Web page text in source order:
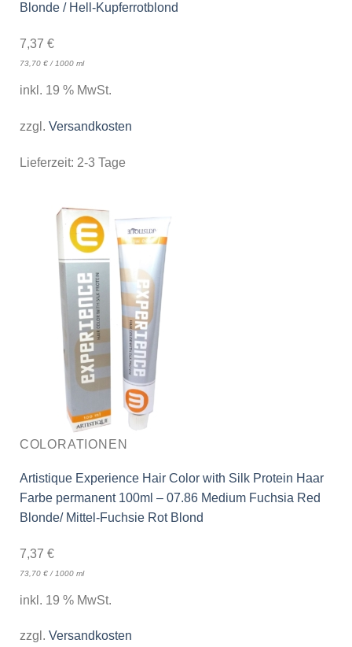
Blonde / Hell-Kupferrotblond
7,37 €
73,70 €/ 1000 ml
inkl. 19 % MwSt.
zzgl. Versandkosten
Lieferzeit: 2-3 Tage
COLORATIONEN
Artistique Experience Hair Color with Silk Protein Haar
Farbe permanent 100ml – 07.86 Medium Fuchsia Red
Blonde/ Mittel-Fuchsie Rot Blond
7,37 €
73,70 €/ 1000 ml
inkl. 19 % MwSt.
zzgl. Versandkosten